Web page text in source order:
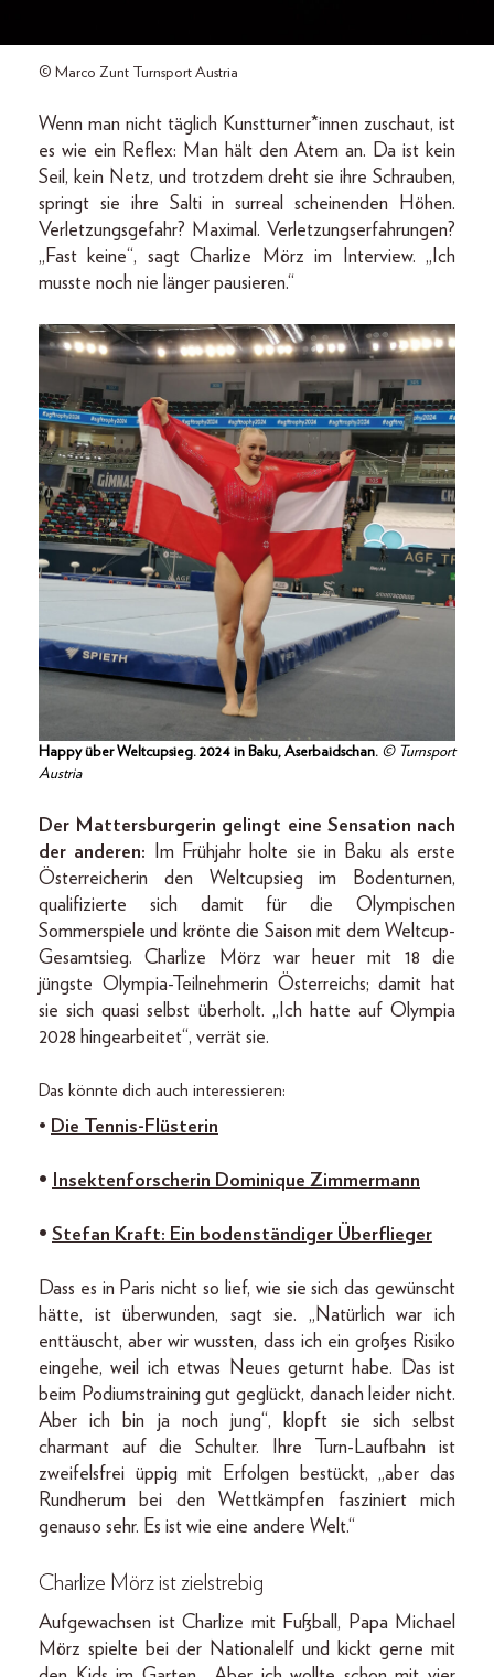
© Marco Zunt Turnsport Austria
Wenn man nicht täglich Kunstturner*innen zuschaut, ist
es wie ein Reflex: Man hält den Atem an. Da ist kein
Seil, kein Netz, und trotzdem dreht sie ihre Schrauben,
springt sie ihre Salti in surreal scheinenden Höhen.
Verletzungsgefahr? Maximal. Verletzungserfahrungen?
„Fast keine“, sagt Charlize Mörz im Interview. „Ich
musste noch nie länger pausieren.“
Happy über Weltcupsieg. 2024 in Baku, Aserbaidschan. © Turnsport
Austria
Der Mattersburgerin gelingt eine Sensation nach
der anderen:
Im Frühjahr holte sie in Baku als erste
Österreicherin den Weltcupsieg im Bodenturnen,
qualifizierte sich damit für die Olympischen
Sommerspiele und krönte die Saison mit dem Weltcup-
Gesamtsieg. Charlize Mörz war heuer mit 18 die
jüngste Olympia-Teilnehmerin Österreichs; damit hat
sie sich quasi selbst überholt. „Ich hatte auf Olympia
2028 hinge­arbeitet“, verrät sie.
Das könnte dich auch interessieren:
• Die Tennis-­Flüsterin
• Insektenforscherin Dominique Zimmermann
• Stefan Kraft: Ein bodenständiger Überflieger
Dass es in Paris nicht so lief, wie sie sich das gewünscht
hätte, ist überwunden, sagt sie. „Natürlich war ich
enttäuscht, aber wir wussten, dass ich ein großes Risiko
eingehe, weil ich etwas Neues geturnt habe. Das ist
beim Podiumstraining gut geglückt, danach leider nicht.
Aber ich bin ja noch jung“, klopft sie sich selbst
charmant auf die Schulter. Ihre Turn-Laufbahn ist
zweifelsfrei üppig mit Erfolgen bestückt, „aber das
Rundherum bei den Wettkämpfen fasziniert mich
genauso sehr. Es ist wie eine andere Welt.“
Charlize Mörz ist zielstrebig
Aufgewachsen ist Charlize mit Fußball, Papa Michael
Mörz spielte bei der Nationalelf und kickt gerne mit